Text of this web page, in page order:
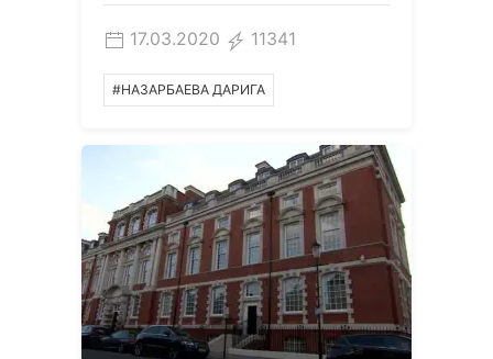
17.03.2020 11341
#НАЗАРБАЕВА ДАРИГА